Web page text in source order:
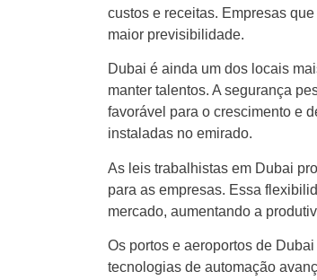
custos e receitas. Empresas
maior previsibilidade.
Dubai é ainda um dos locais
manter talentos. A segurança
favorável para o crescimento e
instaladas no emirado.
As leis trabalhistas em Dubai
para as empresas. Essa
mercado, aumentando a
Os portos e aeroportos de
tecnologias de automação